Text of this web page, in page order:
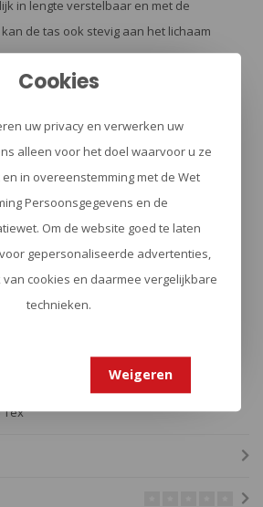
in lengte verstelbaar en met de
de tas ook stevig aan het lichaam
van achteren
schoudervulling (klittenband)
magnetische sluiting
500 den
Tex
Cookies
uw privacy en verwerken uw
alleen voor het doel waarvoor u ze
in overeenstemming met de Wet
Persoonsgegevens en de
Om de website goed te laten
gepersonaliseerde advertenties,
cookies en daarmee vergelijkbare
technieken.
Weigeren